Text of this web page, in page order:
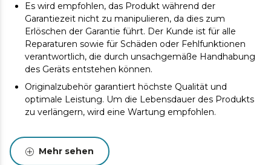
Es wird empfohlen, das Produkt während der
Garantiezeit nicht zu manipulieren, da dies zum
Erlöschen der Garantie führt. Der Kunde ist für alle
Reparaturen sowie für Schäden oder Fehlfunktionen
verantwortlich, die durch unsachgemäße Handhabung
des Geräts entstehen können.
Originalzubehör garantiert höchste Qualität und
optimale Leistung. Um die Lebensdauer des Produkts
zu verlängern, wird eine Wartung empfohlen.
Mehr sehen